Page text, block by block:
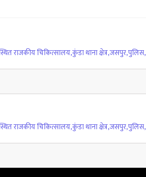
राजकीय चिकित्सालय,कुंडा थाना क्षेत्र,जसपुर,पुलिस,
राजकीय चिकित्सालय,कुंडा थाना क्षेत्र,जसपुर,पुलिस,